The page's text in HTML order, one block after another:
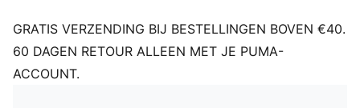
GRATIS VERZENDING BIJ BESTELLINGEN BOVEN €40.
60 DAGEN RETOUR ALLEEN MET JE PUMA-
ACCOUNT.